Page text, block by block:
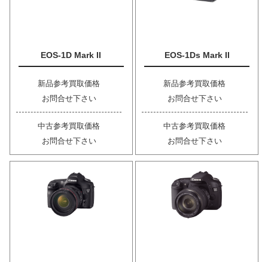
EOS-1D Mark II
新品参考買取価格
お問合せ下さい
中古参考買取価格
お問合せ下さい
EOS-1Ds Mark II
新品参考買取価格
お問合せ下さい
中古参考買取価格
お問合せ下さい